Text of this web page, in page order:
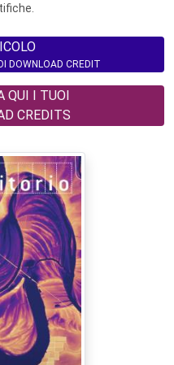
DOWNLOAD CREDIT
QUI I TUOI
CREDITS